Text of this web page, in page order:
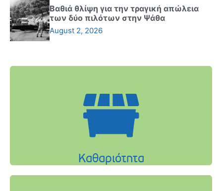
Βαθιά θλίψη για την τραγική απώλεια
των δύο πιλότων στην Ψάθα
August 2, 2026